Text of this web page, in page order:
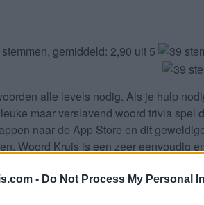
- Do Not Process My Personal
alle levels nodig. Als je hulp
maar verslavend woord trivia
naar de App Store en dit
Woord Kruis is een zeer eenvoudig
iPhone, iPad, iPod en/of Android-
Word Games als de Woord
voor de ontwikkelaar dus help het